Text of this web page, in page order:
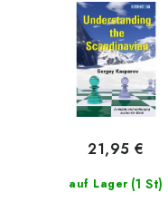
auf Lager (1 St)
21,95 €